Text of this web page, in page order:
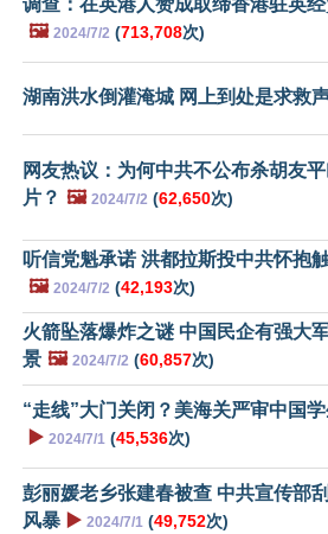
🖼️ 2024/7/2 (713,708次)
湖南洪水倒灌淹城 网上到处是求救
网友热议：为何中共不公布杀胡友
片？ 🖼️ 2024/7/2 (62,650次)
听信党魁承诺 洪都拉斯投中共怀抱
🖼️ 2024/7/2 (42,193次)
火箭坠落爆炸之谜 中国民企有强大
景 🖼️ 2024/7/2 (60,857次)
“走线”大门关闭？美海关严审中国
▶️ 2024/7/1 (45,536次)
彭丽媛老乡张建春被查 中共宣传部
风暴 ▶️ 2024/7/1 (49,752次)